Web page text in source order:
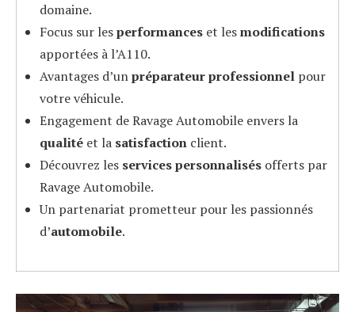
domaine.
Focus sur lesperformanceset lesmodifications
apportées à l’A110.
Avantages d’unpréparateur professionnelpour
votre véhicule.
Engagement de Ravage Automobile envers la
qualitéet la satisfactionclient.
Découvrez les services personnalisésofferts par
Ravage Automobile.
Un partenariat prometteur pour les passionnés
d’automobile.